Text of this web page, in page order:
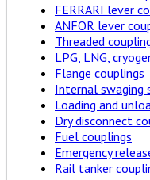
FERRARI lever
ANFOR lever
Threaded
LPG, LNG,
Flange couplings
Internal swaging
Loading and
Dry disconnect
Fuel couplings
Emergency
Rail tanker